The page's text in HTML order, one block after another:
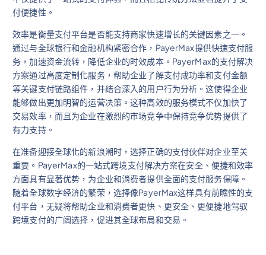
付便捷性。
效率是衡量支付平台是否能支持商家快速增长的关键因素之一。
通过与全球银行和金融机构紧密合作，PayerMax提供快速支付服
务，加速资金流转，降低企业的时效成本。PayerMax的支付解决
方案通过高度定制化服务，帮助企业了解支付成功率和支付金额
等关键支付链路组件，并结合深入的用户行为分析。这使得企业
能够做出更加明智的运营决策。这种高效的服务模式不仅加快了
交易效率，而且为企业在激烈的市场竞争中保持竞争优势提供了
有力支持。
在准备迎接全球化的新浪潮时，选择正确的支付伙伴对企业至关
重要。PayerMax的一站式跨境支付解决方案在安全、便捷和效率
方面具有显著优势，为企业和消费者提供全面的支付服务保障。
随着全球数字经济的繁荣，选择像PayerMax这样具有前瞻性的支
付平台，无疑将帮助企业和消费者更快、更安全、更便捷地驾驭
跨境支付的广阔选择，促进其全球布局和交易。